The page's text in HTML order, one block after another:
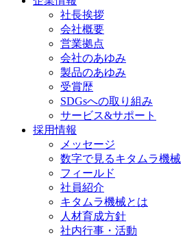
社長挨拶
会社概要
営業拠点
会社のあゆみ
製品のあゆみ
受賞歴
SDGsへの取り組み
サービス&サポート
採用情報
メッセージ
数字で見るキタムラ機械
フィールド
社員紹介
キタムラ機械とは
人材育成方針
社内行事・活動